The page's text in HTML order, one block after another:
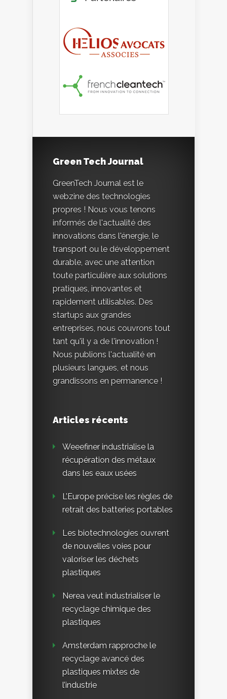
Green Tech Journal
GreenTech Journal est le
webzine des technologies
propres ! Nous vous tenons
informés de l'actualité des
innovations dans l'énergie, le
transport ou le développement
durable, avec une attention
toute particulière aux solutions
pratiques, innovantes et
rapidement utilisables. Des
startups aux grandes
entreprises, nous couvrons tout
tant qu'il y a de l'innovation !
Nous publions l'actualité en
plusieurs langues, et nous
grandissons en permanence !
Articles récents
Weeefiner industrialise la
récupération des métaux
dans les eaux usées
L’Europe précise les règles de
retrait des batteries portables
Les biotechnologies ouvrent
de nouvelles voies pour
valoriser les déchets
plastiques
Nerea veut industrialiser le
recyclage chimique des
plastiques
Amsterdam rapproche le
recyclage avancé des
plastiques mixtes de
l’industrie